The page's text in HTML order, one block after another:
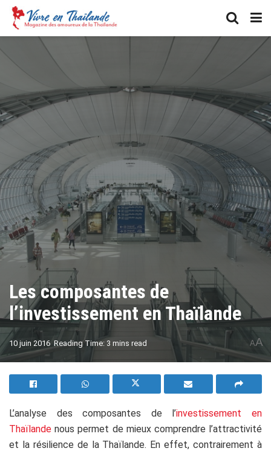
Les composantes de
l’investissement en Thaïlande
10 juin 2016 Reading Time: 3 mins read AA
L’analyse des composantes de l’investissement en
Thaïlandenous permet de mieux comprendre l’attractivité
et la résilience de la Thaïlande. En effet, contrairement à